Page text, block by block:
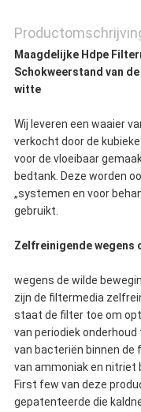
Maagdelijke Hdpe
Schokweerstand van
witte
Wij leveren een waaier
verkocht door de
voor de vloeibaar
bedtank. Deze worden
„systemen en voor
gebruikt.
Zelfreinigende wegens
wegens de wilde
zijn de filtermedia
staat de filter toe om
van periodiek
van bacteriën binnen de
van ammoniak en nitriet
First few van deze
gepatenteerde die